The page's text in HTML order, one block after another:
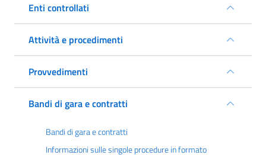
Enti controllati
Attività e procedimenti
Provvedimenti
Bandi di gara e contratti
Bandi di gara e contratti
Informazioni sulle singole procedure in formato